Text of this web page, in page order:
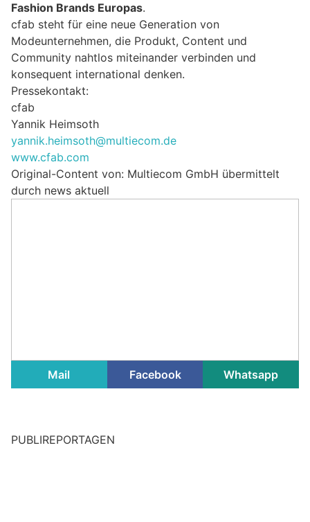
Fashion Brands Europas.
cfab steht für eine neue Generation von
Modeunternehmen, die Produkt, Content und
Community nahtlos miteinander verbinden und
konsequent international denken.
Pressekontakt:
cfab
Yannik Heimsoth
yannik.heimsoth@multiecom.de
www.cfab.com
Original-Content von: Multiecom GmbH übermittelt
durch news aktuell
Mail Facebook Whatsapp
PUBLIREPORTAGEN